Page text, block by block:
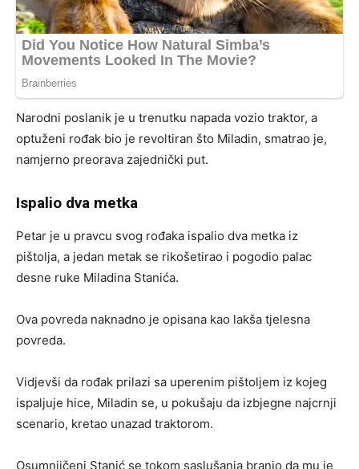
Narodni poslanik je u trenutku napada vozio traktor, a
optuženi rođak bio je revoltiran što Miladin, smatrao je,
namjerno preorava zajednički put.
Ispalio dva metka
Petar je u pravcu svog rođaka ispalio dva metka iz
pištolja, a jedan metak se rikošetirao i pogodio palac
desne ruke Miladina Stanića.
Ova povreda naknadno je opisana kao lakša tjelesna
povreda.
Vidjevši da rođak prilazi sa uperenim pištoljem iz kojeg
ispaljuje hice, Miladin se, u pokušaju da izbjegne najcrnji
scenario, kretao unazad traktorom.
Osumnjičeni Stanić se tokom saslušanja branio da mu je